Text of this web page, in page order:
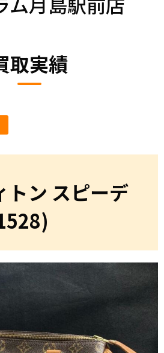
取実績
トン スピーデ